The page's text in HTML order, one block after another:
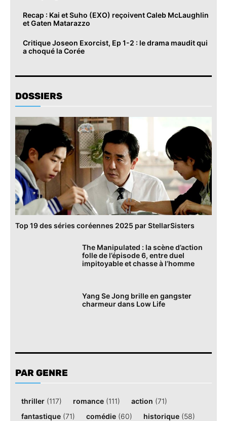
Recap : Kai et Suho (EXO) reçoivent Caleb McLaughlin
et Gaten Matarazzo
Critique Joseon Exorcist, Ep 1-2 : le drama maudit qui
a choqué la Corée
DOSSIERS
Top 19 des séries coréennes 2025 par StellarSisters
The Manipulated : la scène d’action
folle de l’épisode 6, entre duel
impitoyable et chasse à l’homme
Yang Se Jong brille en gangster
charmeur dans Low Life
PAR GENRE
thriller (117) romance (111) action (71)
fantastique (71) comédie (60) historique (58)